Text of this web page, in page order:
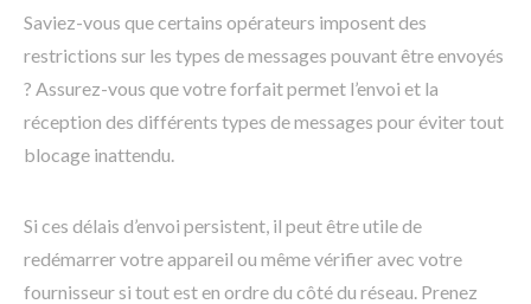
Saviez-vous que certains opérateurs imposent des
restrictions sur les types de messages pouvant être envoyés
? Assurez-vous que votre forfait permet l’envoi et la
réception des différents types de messages pour éviter tout
blocage inattendu.
Si ces délais d’envoi persistent, il peut être utile de
redémarrer votre appareil ou même vérifier avec votre
fournisseur si tout est en ordre du côté du réseau. Prenez